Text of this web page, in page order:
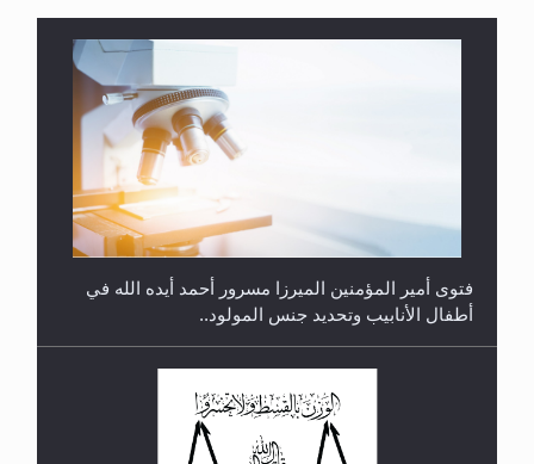
فتوى أمير المؤمنين الميرزا مسرور أحمد أيده الله في
أطفال الأنابيب وتحديد جنس المولود..